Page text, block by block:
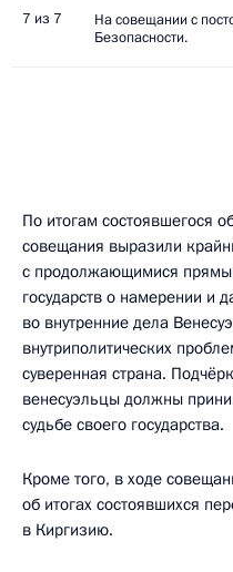
7 из 7
На совещании с
Безопасности.
По итогам состоявшегося
совещания выразили
с продолжающимися
государств о намерении и
во внутренние дела
внутриполитических
суверенная страна.
венесуэльцы должны
судьбе своего государства.
Кроме того, в ходе
об итогах состоявшихся
в Киргизию.